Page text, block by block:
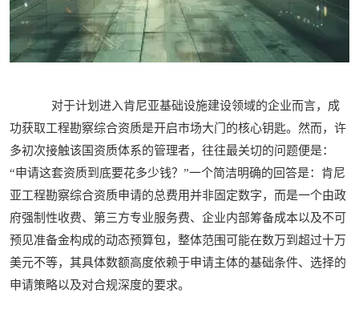
对于计划进入肯尼亚基础设施建设领域的企业而言，成
功获取工程勘察综合资质是开启市场大门的核心钥匙。然而，许
多初次接触该国资质体系的管理者，往往最关切的问题便是：
“申请这套资质到底要花多少钱？”一个简洁明确的回答是：肯尼
亚工程勘察综合资质申请的总费用并非固定数字，而是一个由政
府强制性收费、第三方专业服务费、企业内部筹备成本以及不可
预见准备金构成的动态预算包，整体范围可能在数万到超过十万
美元不等，其具体数额高度依赖于申请主体的基础条件、选择的
申请策略以及对合规深度的要求。